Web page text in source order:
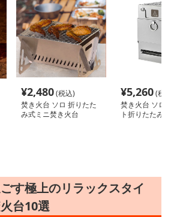
¥2,480(税込)
焚き火台 ソロ 折りたた
み式ミニ焚き火台
¥5,260(税
焚き火台 ソロ
ト折りたたみ
す極上のリラックスタイ
台10選